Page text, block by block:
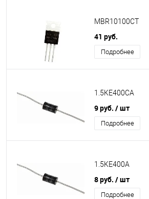
MBR10100CT
41 руб.
Подробнее
1.5KE400CA
9 руб. / шт
Подробнее
1.5KE400A
8 руб. / шт
Подробнее